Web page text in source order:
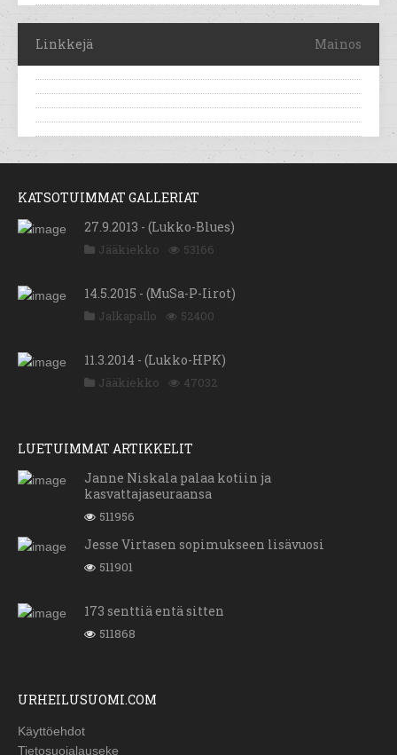
Linkkejä Mainos
KATSOTUIMMAT GALLERIAT
27.9.2013 - (Lukko-Blues)
Jääkiekko 53166
14.5.2015 - (MuSa-P-Iirot)
Jalkapallo 52400
11.3.2014 - (Lukko-HPK)
Jääkiekko 47032
LUETUIMMAT ARTIKKELIT
Janne Niskala palaa kotiin ja
kasvattajaseuraansa
511956
Jesse Virtasen sopimukseen lisävuosi
511901
173 senttiä entä sitten
511868
URHEILUSUOMI.COM
Käyttöehdot
Tietosuojalauseke